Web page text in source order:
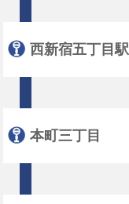
西新宿五丁目駅
本町三丁目